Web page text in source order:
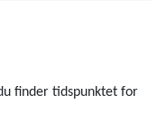
finder tidspunktet for